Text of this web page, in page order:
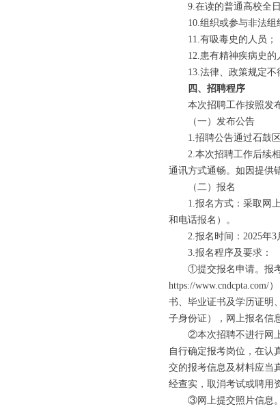
9.在读的普通高校全日
10.组织或参与非法组
11.有吸毒史的人员；
12.患有精神疾病史的
13.法律、政策规定不得
四、招聘程序
本次招聘工作按照发布
（一）发布公告
1.招聘公告通过石鼓区
2.本次招聘工作后续相
通讯方式通畅。如因提供
（二）报名
1.报名方式：采取网上
和电话报名）。
2.报名时间：2025年3月
3.报名程序及要求：
①提交报名申请。报考人
https://www.cndcpta.com/
书、毕业证书及学历证明
子身份证），网上报名信
②本次招聘不进行网上
自行确定报考岗位，在认
交的报考信息及材料应当
经查实，取消考试或聘用
③网上提交照片信息。